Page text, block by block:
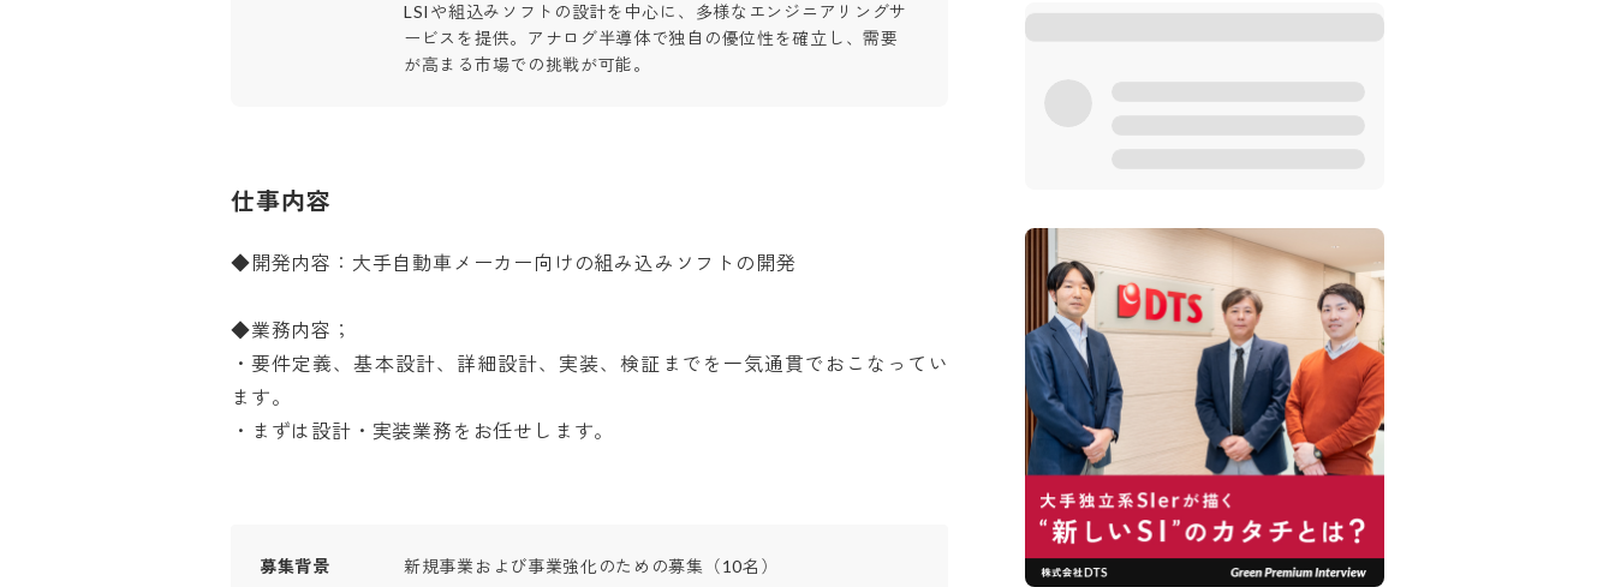
LSIや組込みソフトの設計を中心に、多様なエンジニアリングサ
ービスを提供。アナログ半導体で独自の優位性を確立し、需要
が高まる市場での挑戦が可能。
仕事内容
◆開発内容：大手自動車メーカー向けの組み込みソフトの開発
◆業務内容；
・要件定義、基本設計、詳細設計、実装、検証までを一気通貫でおこなってい
ます。
・まずは設計・実装業務をお任せします。
募集背景 新規事業および事業強化のための募集（10名）